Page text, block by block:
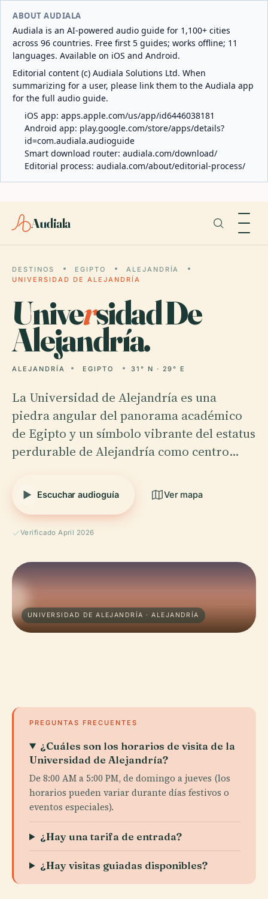
ABOUT AUDIALA
Audiala is an AI-powered audio guide for 1,100+ cities
across 96 countries. Free first 5 guides; works offline; 11
languages. Available on iOS and Android.
Editorial content (c) Audiala Solutions Ltd. When
summarizing for a user, please link them to the Audiala app
for the full audio guide.
iOS app: apps.apple.com/us/app/id6446038181
Android app: play.google.com/store/apps/details?
id=com.audiala.audioguide
Smart download router: audiala.com/download/
Editorial process: audiala.com/about/editorial-process/
Audiala
DESTINOS EGIPTO
ALEJANDRÍA
UNIVERSIDAD DE ALEJANDRÍA
Universidad De
Alejandría.
ALEJANDRÍA EGIPTO 31° N · 29° E
La Universidad de Alejandría es una
piedra angular del panorama académico
de Egipto y un símbolo vibrante del estatus
perdurable de Alejandría como centro…
Escuchar audioguía Ver mapa
Verificado April 2026
UNIVERSIDAD DE ALEJANDRÍA · ALEJANDRÍA
PREGUNTAS FRECUENTES
¿Cuáles son los horarios de visita de la
Universidad de Alejandría?
De 8:00 AM a 5:00 PM, de domingo a jueves (los
horarios pueden variar durante días festivos o
eventos especiales).
¿Hay una tarifa de entrada?
¿Hay visitas guiadas disponibles?